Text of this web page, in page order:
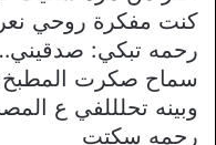
كنت مفكرة روحي
رحمه تبكي:
سماح صكرت
وبينه تحلللفي ع
رحمه سكتت